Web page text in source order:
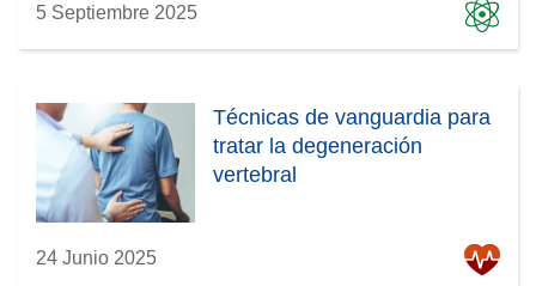
5 Septiembre 2025
Técnicas de vanguardia para
tratar la degeneración
vertebral
24 Junio 2025